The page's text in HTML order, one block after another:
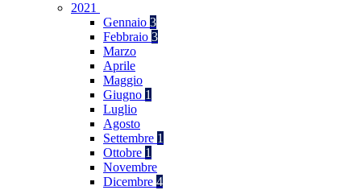
2021
Gennaio 3
Febbraio 3
Marzo
Aprile
Maggio
Giugno 1
Luglio
Agosto
Settembre 1
Ottobre 1
Novembre
Dicembre 4